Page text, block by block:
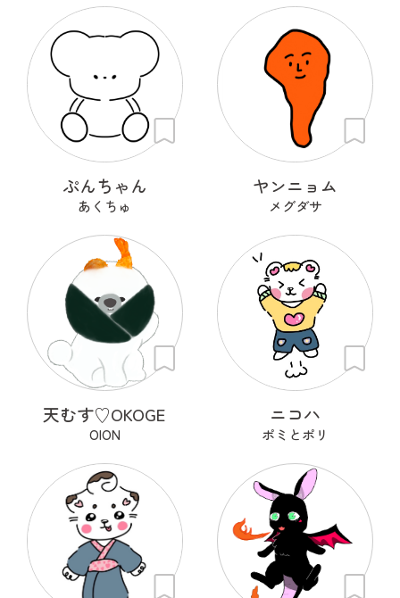
ぷんちゃん
あくちゅ
ヤンニョム
メグダサ
天むす♡OKOGE
OION
ニコハ
ポミとポリ